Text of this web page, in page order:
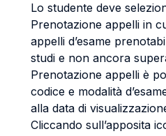
Lo studente deve
Prenotazione appelli in
appelli d’esame
studi e non ancora
Prenotazione appelli è
codice e modalità
alla data di
Cliccando sull’apposita